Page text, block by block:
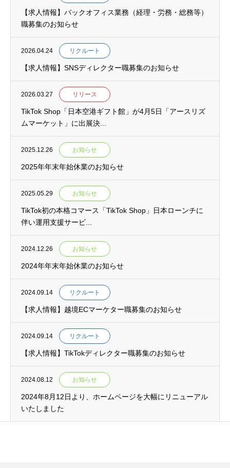
【求人情報】バックオフィス業務（経理・労務・総務等）
職募集のお知らせ
2026.04.24 リクルート
【求人情報】SNSディレクター職募集のお知らせ
2026.03.27 リリース
TikTok Shop「日本空港ギフト館」が4月5日「アースリズ
ムマーケット」に出展決...
2025.12.26 お知らせ
2025年年末年始休業のお知らせ
2025.05.29 お知らせ
TikTok初の本格コマース「TikTok Shop」日本ローンチに
伴い運用支援サービ...
2024.12.26 お知らせ
2024年年末年始休業のお知らせ
2024.09.14 リクルート
【求人情報】越境ECマーケター職募集のお知らせ
2024.09.14 リクルート
【求人情報】TikTokディレクター職募集のお知らせ
2024.08.12 お知らせ
2024年8月12日より、ホームページを大幅にリニューアル
いたしました